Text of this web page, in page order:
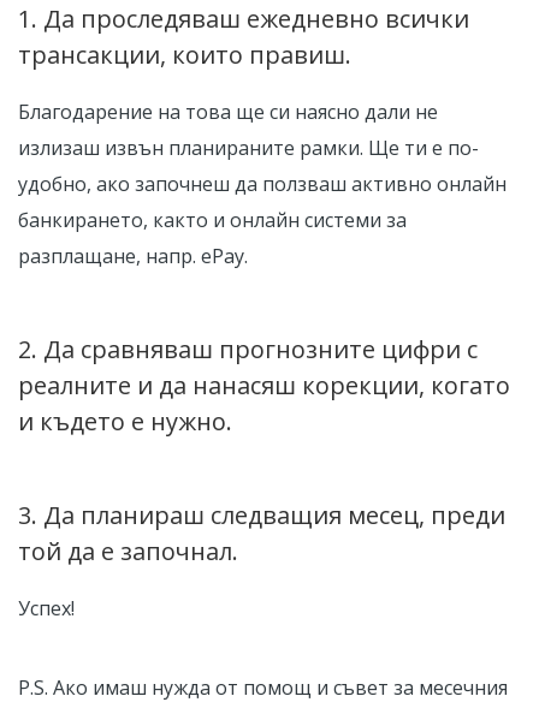
1. Да проследяваш ежедневно всички
трансакции, които правиш.
Благодарение на това ще си наясно дали не
излизаш извън планираните рамки. Ще ти е по-
удобно, ако започнеш да ползваш активно онлайн
банкирането, както и онлайн системи за
разплащане, напр. ePay.
2. Да сравняваш прогнозните цифри с
реалните и да нанасяш корекции, когато
и където е нужно.
3. Да планираш следващия месец, преди
той да е започнал.
Успех!
P.S. Ако имаш нужда от помощ и съвет за месечния